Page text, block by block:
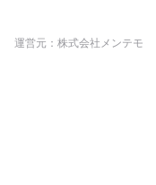
運営元：株式会社メンテモ